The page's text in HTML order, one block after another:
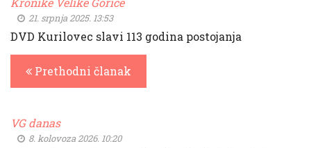
21. srpnja 2025. 13:53
DVD Kurilovec slavi 113 godina postojanja
Prethodni članak
VG danas
8. kolovoza 2026. 10:20